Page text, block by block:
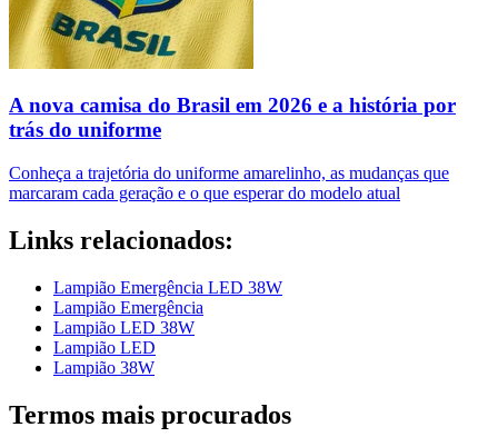
A nova camisa do Brasil em 2026 e a história por
trás do uniforme
Conheça a trajetória do uniforme amarelinho, as mudanças que
marcaram cada geração e o que esperar do modelo atual
Links relacionados:
Lampião Emergência LED 38W
Lampião Emergência
Lampião LED 38W
Lampião LED
Lampião 38W
Termos mais procurados